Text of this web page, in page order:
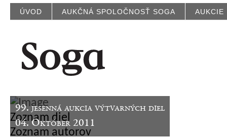
ÚVOD AUKČNÁ SPOLOČNOSŤ SOGA AUKCIE
99. jesenná aukcia výtvarných diel
04. Október 2011
Zoznam diel
Zoznam autorov